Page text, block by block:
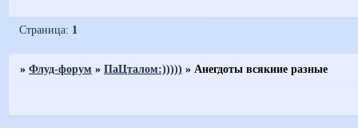
Страница: 1
»Флуд-форум »ПаЦталом:))))) »Анегдоты всякиие разные